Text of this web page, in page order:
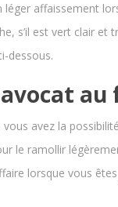
affaissement
s’il est vert clair
dessous.
au
avez la
le ramollir
lorsque vous